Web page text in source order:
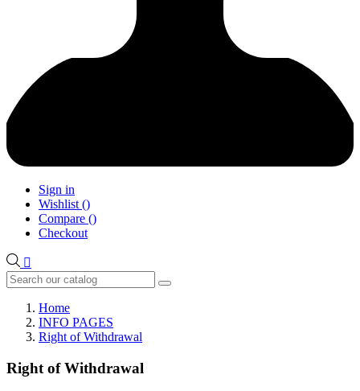
Sign in
Wishlist ()
Compare ()
Checkout

Home
INFO PAGES
Right of Withdrawal
Right of Withdrawal